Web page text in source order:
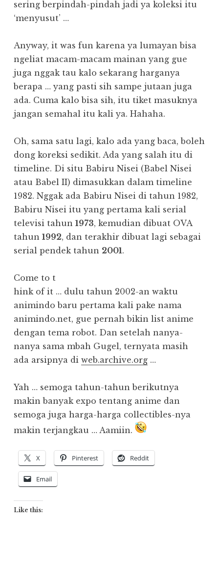
sering berpindah-pindah jadi ya koleksi itu
‘menyusut’ …
Anyway, it was fun karena ya lumayan bisa
ngeliat macam-macam mainan yang gue
juga nggak tau kalo sekarang harganya
berapa … yang pasti sih sampe jutaan juga
ada. Cuma kalo bisa sih, itu tiket masuknya
jangan semahal itu kali ya. Hahaha.
Oh, sama satu lagi, kalo ada yang baca, boleh
dong koreksi sedikit. Ada yang salah itu di
timeline. Di situ Babiru Nisei (Babel Nisei
atau Babel II) dimasukkan dalam timeline
1982. Nggak ada Babiru Nisei di tahun 1982,
Babiru Nisei itu yang pertama kali serial
televisi tahun 1973, kemudian dibuat OVA
tahun 1992, dan terakhir dibuat lagi sebagai
serial pendek tahun 2001.
Come to t
hink of it … dulu tahun 2002-an waktu
animindo baru pertama kali pake nama
animindo.net, gue pernah bikin list anime
dengan tema robot. Dan setelah nanya-
nanya sama mbah Gugel, ternyata masih
ada arsipnya di web.archive.org …
Yah … semoga tahun-tahun berikutnya
makin banyak expo tentang anime dan
semoga juga harga-harga collectibles-nya
makin terjangkau … Aamiin.
X Pinterest Reddit
Email
Like this: